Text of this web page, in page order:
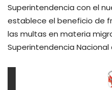
Superintendencia con el
establece el beneficio de
las multas en materia
Superintendencia Nacional